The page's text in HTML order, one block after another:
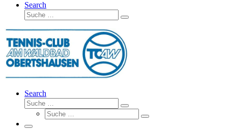
Search
Suche
Suche
Search
Suche
Suche
Suche
Suche
Menü